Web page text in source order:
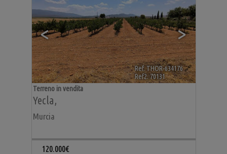
< >
Ref. THOR-634176🔗
Ref2. 70131
Yecla,
Murcia
Terreno in vendita
120.000€